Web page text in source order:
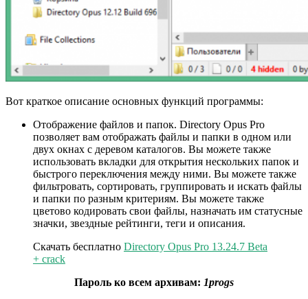
Вот краткое описание основных функций программы:
Отображение файлов и папок. Directory Opus Pro
позволяет вам отображать файлы и папки в одном или
двух окнах с деревом каталогов. Вы можете также
использовать вкладки для открытия нескольких папок и
быстрого переключения между ними. Вы можете также
фильтровать, сортировать, группировать и искать файлы
и папки по разным критериям. Вы можете также
цветово кодировать свои файлы, назначать им статусные
значки, звездные рейтинги, теги и описания.
Скачать бесплатно Directory Opus Pro 13.24.7 Beta
+ crack
Пароль ко всем архивам: 1progs